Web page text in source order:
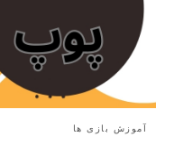
آموزش بازی ها